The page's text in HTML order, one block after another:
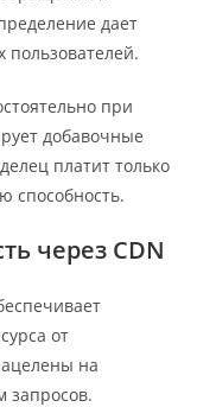
дает
при
добавочные
платит только
способность.
через CDN
от
на
запросов.